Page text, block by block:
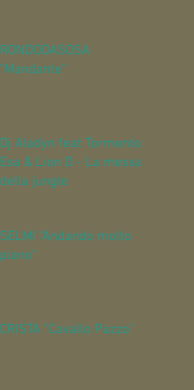
RONDODASOSA
"Mandante"
Dj Aladyn feat Tormento,
Esa & Lion D - La messa
della jungle
SELMI "Andando molto
piano"
CRISTA "Cavallo Pazzo"